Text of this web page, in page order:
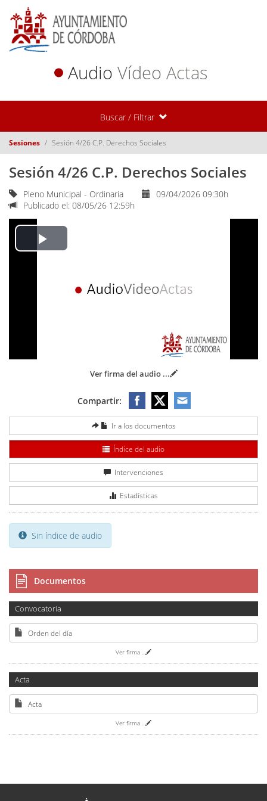
Audio Vídeo Actas
Buscar / Filtrar
Sesiones Sesión 4/26 C.P. Derechos Sociales
Sesión 4/26 C.P. Derechos Sociales
Pleno Municipal - Ordinaria
09/04/2026 09:30h
Publicado el: 08/05/26 12:59h
Play
Ver firma del audio ...
Compartir:
Ir a los documentos
Índice del audio
Intervenciones
Estadísticas
Sin índice de audio
Documentos
Convocatoria
Orden del día
Ver firma ...
Acta
Acta
Ver firma ...